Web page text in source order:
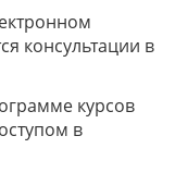
консультации в
курсов
в